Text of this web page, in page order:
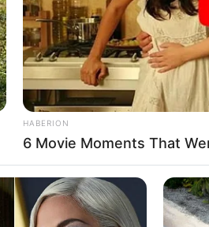
donc risqué…
même page.
du jour en 5
HABERION
6 Movie Moments That